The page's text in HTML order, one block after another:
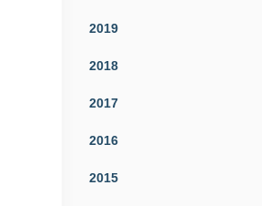
2019
2018
2017
2016
2015